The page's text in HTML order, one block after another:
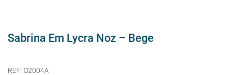
Sabrina Em Lycra Noz – Bege
REF: O2004A